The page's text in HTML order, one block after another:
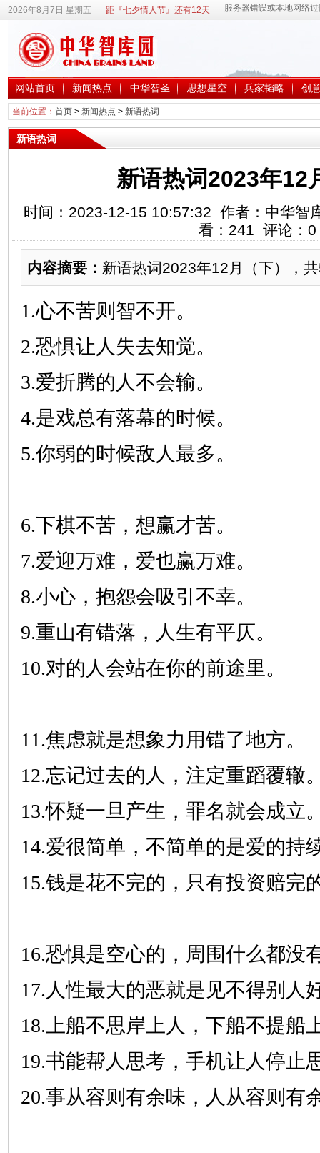
2026年8月7日 星期五 距『七夕情人节』还有12天
网站首页 新闻热点 中华智圣 思想星空 兵家韬略 创
当前位置： 首页> 新闻热点 > 新语热词
新语热词
新语热词2023年12
时间：2023-12-15 10:57:32 作者：中华智
看： 241 评论： 0
内容摘要： 新语热词2023年12月（下），
1.心不苦则智不开。
2.恐惧让人失去知觉。
3.爱折腾的人不会输。
4.是戏总有落幕的时候。
5.你弱的时候敌人最多。
6.下棋不苦，想赢才苦。
7.爱迎万难，爱也赢万难。
8.小心，抱怨会吸引不幸。
9.重山有错落，人生有平仄。
10.对的人会站在你的前途里。
11.焦虑就是想象力用错了地方。
12.忘记过去的人，注定重蹈覆辙
13.怀疑一旦产生，罪名就会成立
14.爱很简单，不简单的是爱的持
15.钱是花不完的，只有投资赔完
16.恐惧是空心的，周围什么都没
17.人性最大的恶就是见不得别人
18.上船不思岸上人，下船不提船
19.书能帮人思考，手机让人停止
20.事从容则有余味，人从容则有